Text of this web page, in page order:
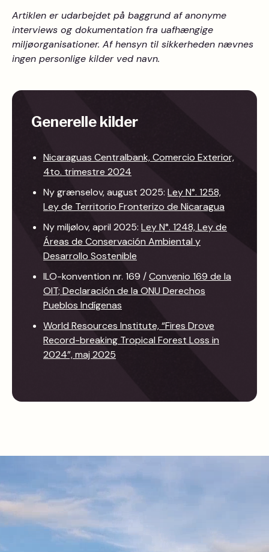
Artiklen er udarbejdet på baggrund af anonyme
interviews og dokumentation fra uafhængige
miljøorganisationer. Af hensyn til sikkerheden nævnes
ingen personlige kilder ved navn.
Generelle kilder
Nicaraguas Centralbank, Comercio Exterior,
4to. trimestre 2024
Ny grænselov, august 2025: Ley N°. 1258,
Ley de Territorio Fronterizo de Nicaragua
Ny miljølov, april 2025: Ley N°. 1248, Ley de
Áreas de Conservación Ambiental y
Desarrollo Sostenible
ILO-konvention nr. 169 /Convenio 169 de la
OIT; Declaración de la ONU Derechos
Pueblos Indígenas
World Resources Institute, “Fires Drove
Record-breaking Tropical Forest Loss in
2024”, maj 2025